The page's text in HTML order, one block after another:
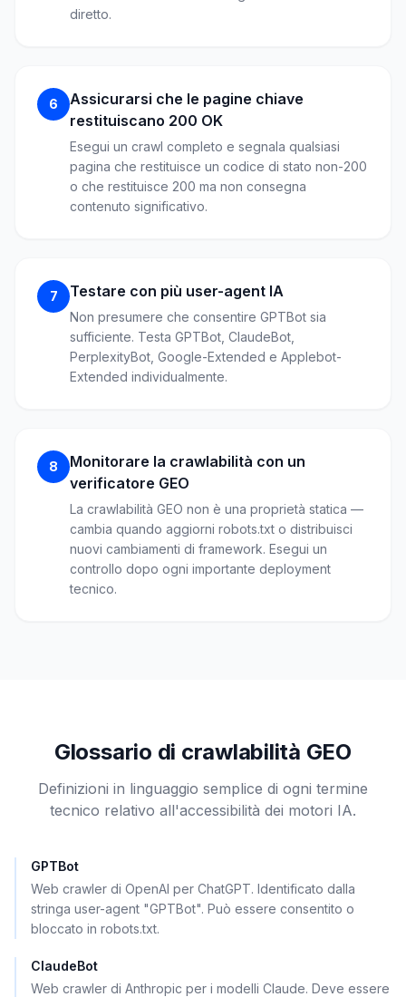
diretto.
6
Assicurarsi che le pagine chiave
restituiscano 200 OK
Esegui un crawl completo e segnala qualsiasi
pagina che restituisce un codice di stato non-200
o che restituisce 200 ma non consegna
contenuto significativo.
7 Testare con più user-agent IA
Non presumere che consentire GPTBot sia
sufficiente. Testa GPTBot, ClaudeBot,
PerplexityBot, Google-Extended e Applebot-
Extended individualmente.
8
Monitorare la crawlabilità con un
verificatore GEO
La crawlabilità GEO non è una proprietà statica —
cambia quando aggiorni robots.txt o distribuisci
nuovi cambiamenti di framework. Esegui un
controllo dopo ogni importante deployment
tecnico.
Glossario di crawlabilità GEO
Definizioni in linguaggio semplice di ogni termine
tecnico relativo all'accessibilità dei motori IA.
GPTBot
Web crawler di OpenAI per ChatGPT. Identificato dalla
stringa user-agent "GPTBot". Può essere consentito o
bloccato in robots.txt.
ClaudeBot
Web crawler di Anthropic per i modelli Claude. Deve essere